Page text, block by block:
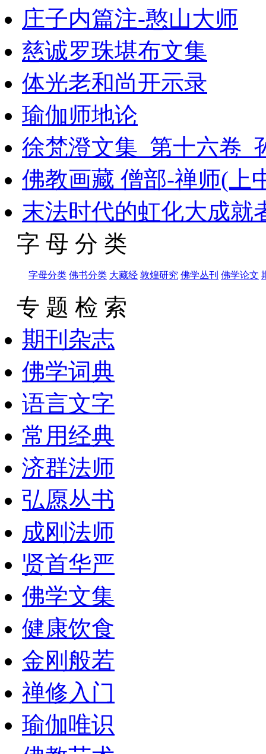
庄子内篇注-憨山大师
慈诚罗珠堪布文集
体光老和尚开示录
瑜伽师地论
徐梵澄文集_第十六卷_
佛教画藏 僧部-禅师(上
末法时代的虹化大成就
字 母 分 类
字母分类 佛书分类 大藏经 敦煌研究 佛学丛刊 佛学论文
专 题 检 索
期刊杂志
佛学词典
语言文字
常用经典
济群法师
弘愿丛书
成刚法师
贤首华严
佛学文集
健康饮食
金刚般若
禅修入门
瑜伽唯识